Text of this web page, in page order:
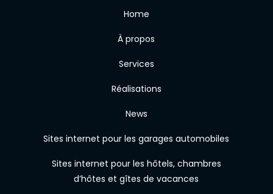
Home
À propos
Services
Réalisations
News
Sites internet pour les garages automobiles
Sites internet pour les hôtels, chambres
d’hôtes et gîtes de vacances